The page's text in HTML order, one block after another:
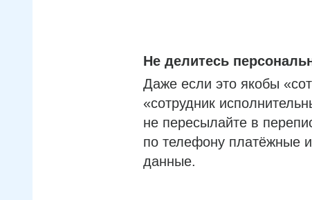
Не делитесь
Даже если это якобы
«сотрудник
не пересылайте в
по телефону платёжные
данные.